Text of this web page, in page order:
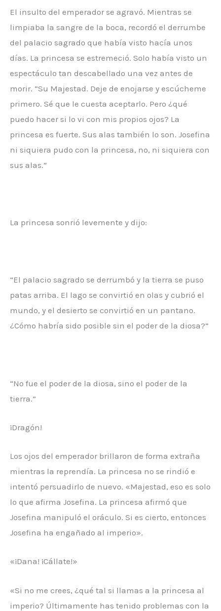
El insulto del emperador se agravó. Mientras se
limpiaba la sangre de la boca, recordó el derrumbe
del palacio sagrado que había visto hacía unos
días. La princesa se estremeció. Solo había visto un
espectáculo tan descabellado una vez antes de
morir. “Su Majestad. Deje de enojarse y escúcheme
primero. Sé que le cuesta aceptarlo. Pero ¿qué
puedo hacer si lo vi con mis propios ojos? La
princesa es fuerte. Sus alas también lo son. Josefina
ni siquiera pudo con la princesa, no, ni siquiera con
sus alas.”
La princesa sonrió levemente y dijo:
“El palacio sagrado se derrumbó y la tierra se puso
patas arriba. El lago se convirtió en olas y cubrió el
mundo, y el desierto se convirtió en un pantano.
¿Cómo habría sido posible sin el poder de la diosa?”
“No fue el poder de la diosa, sino el poder de la
tierra.”
¡Dragón!
Los ojos del emperador brillaron de forma extraña
mientras la reprendía. La princesa no se rindió e
intentó persuadirlo de nuevo. «Majestad, eso es solo
lo que afirma Josefina. La princesa afirmó que
Josefina manipuló el oráculo. Si es cierto, entonces
Josefina ha engañado al imperio».
«¡Dana! ¡Cállate!»
«Si no me crees, ¿qué tal si llamas a la princesa al
imperio? Últimamente has tenido problemas con la